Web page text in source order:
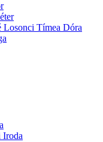
Losonci Tímea Dóra
Iroda